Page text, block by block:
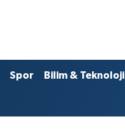
Spor Bilim & Teknoloji